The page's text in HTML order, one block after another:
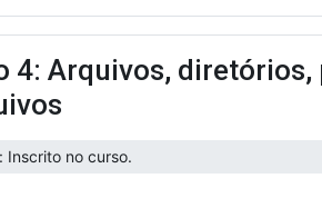
4: Arquivos,
Inscrito no curso.